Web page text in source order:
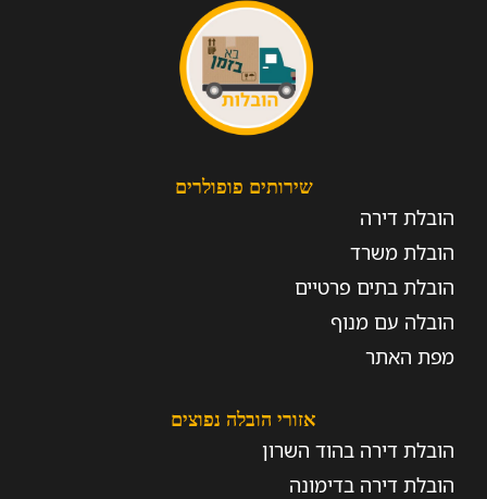
שירותים פופולרים
הובלת דירה
הובלת משרד
הובלת בתים פרטיים
הובלה עם מנוף
מפת האתר
אזורי הובלה נפוצים
הובלת דירה בהוד השרון
הובלת דירה בדימונה